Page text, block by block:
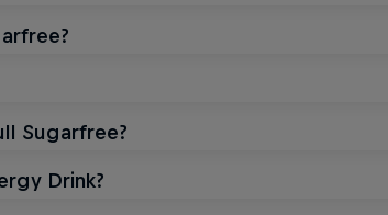
Sugarfree?
Drink?